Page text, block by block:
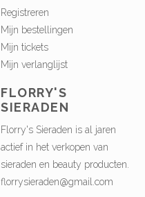
Registreren
Mijn bestellingen
Mijn tickets
Mijn verlanglijst
FLORRY'S
SIERADEN
Florry's Sieraden is al jaren
actief in het verkopen van
sieraden en beauty producten.
florrysieraden@gmail.com